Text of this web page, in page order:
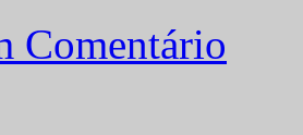
Comentário